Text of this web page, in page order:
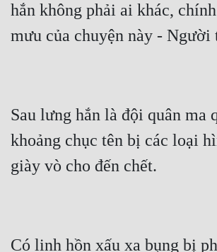
hắn không phải ai khác,
Sau lưng hắn là đội quân ma
khoảng chục tên bị các loại
Có linh hồn xấu xa bụng bị